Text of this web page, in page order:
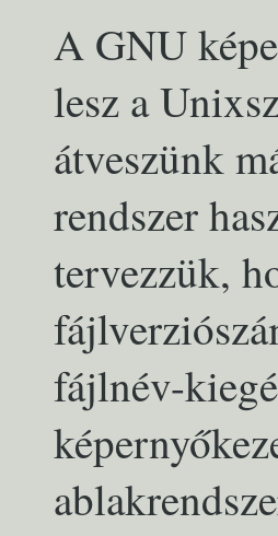
A GNU
lesz a
átveszünk
rendszer
tervezzük,
fájlnév-